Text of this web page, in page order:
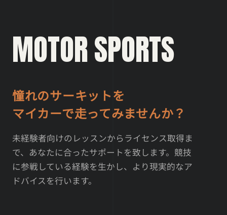
MOTOR SPORTS
憧れのサーキットを
マイカーで走ってみませんか？
未経験者向けのレッスンからライセンス取得ま
で、あなたに合ったサポートを致します。競技
に参戦している経験を生かし、より現実的なア
ドバイスを行います。